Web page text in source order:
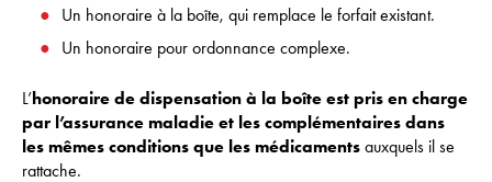
Un honoraire à la boîte, qui remplace le forfait existant.
Un honoraire pour ordonnance complexe.
L’honoraire de dispensation à la boîte est pris en charge
par l’assurance maladie et les complémentaires dans
les mêmes conditions que les médicaments auxquels il se
rattache.